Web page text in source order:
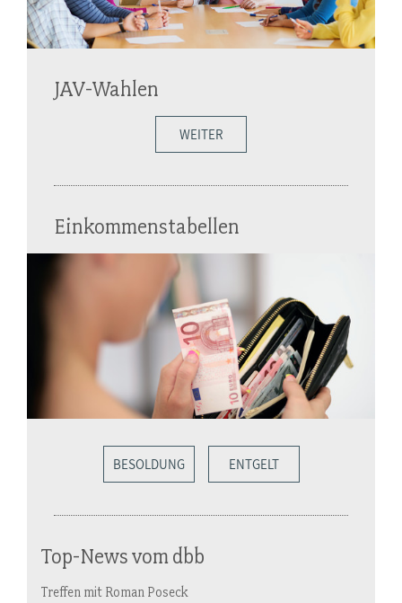
JAV-Wahlen
WEITER
Einkommenstabellen
BESOLDUNG ENTGELT
Top-News vom dbb
Treffen mit Roman Poseck